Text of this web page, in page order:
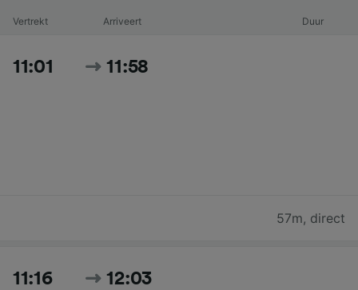
Vertrekt Arriveert Duur
11:01 11:58
57m, direct
11:16 12:03